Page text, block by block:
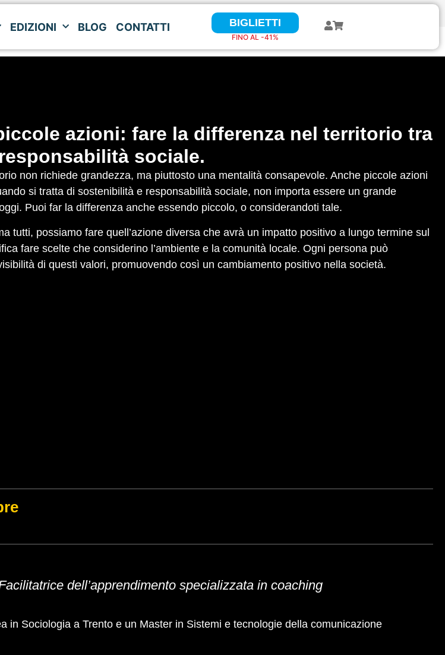
EDIZIONI BLOG CONTATTI BIGLIETTI
FINO AL 41%
EDIZIONI BLOG CONTATTI BIGLIETTI
FINO AL -41%
azioni: fare la differenza nel territorio tra
sociale.
non richiede grandezza, ma piuttosto una mentalità consapevole. Anche piccole azioni
si tratta di sostenibilità e responsabilità sociale, non importa essere un grande
Puoi far la differenza anche essendo piccolo, o considerandoti tale.
tutti, possiamo fare quell’azione diversa che avrà un impatto positivo a lungo termine sul
fare scelte che considerino l’ambiente e la comunità locale. Ogni persona può
di questi valori, promuovendo così un cambiamento positivo nella società.
dell’apprendimento specializzata in coaching
in Sociologia a Trento e un Master in Sistemi e tecnologie della comunicazione